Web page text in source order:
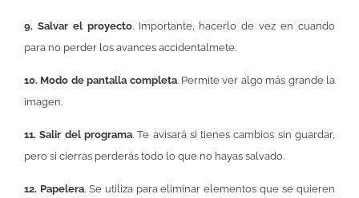
9. Salvar el proyecto. Importante, hacerlo de vez en cuando
para no perder los avances accidentalmete.
10. Modo de pantalla completa. Permite ver algo más grande la
imagen.
11. Salir del programa. Te avisará si tienes cambios sin guardar,
pero si cierras perderás todo lo que no hayas salvado.
12. Papelera. Se utiliza para eliminar elementos que se quieren